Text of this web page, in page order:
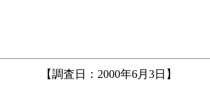
【調査日：2000年6月3日】